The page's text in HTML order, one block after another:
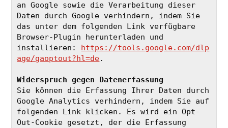
an Google sowie die Verarbeitung dieser
Daten durch Google verhindern, indem Sie
das unter dem folgenden Link verfügbare
Browser-Plugin herunterladen und
installieren: https://tools.google.com/dlp
age/gaoptout?hl=de.
Widerspruch gegen Datenerfassung
Sie können die Erfassung Ihrer Daten durch
Google Analytics verhindern, indem Sie auf
folgenden Link klicken. Es wird ein Opt-
Out-Cookie gesetzt, der die Erfassung